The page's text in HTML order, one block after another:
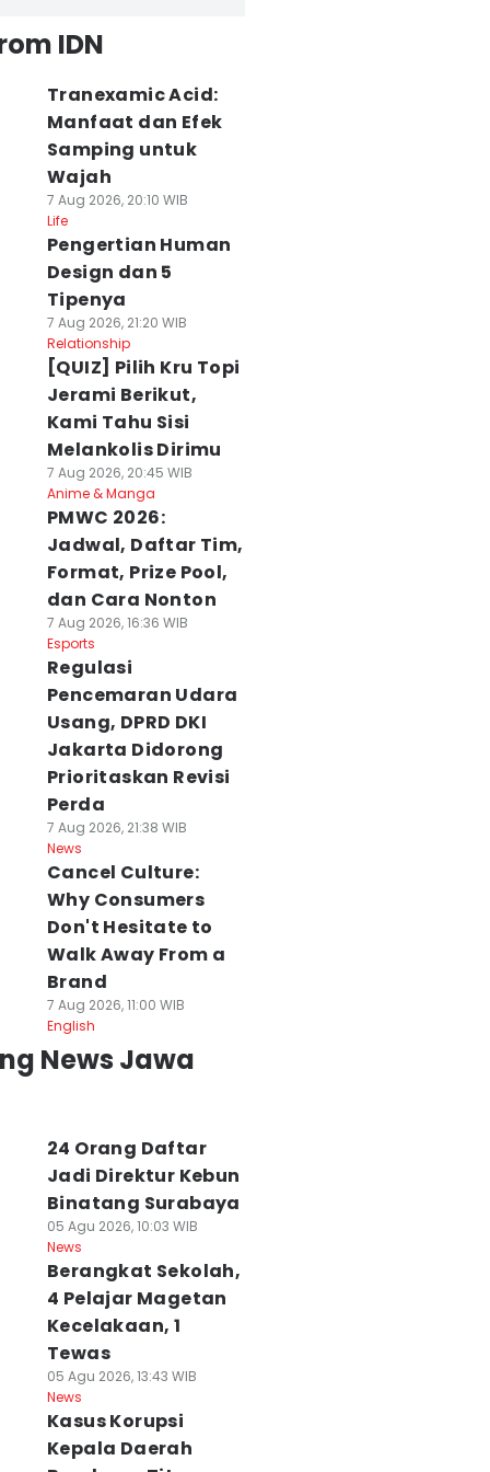
IDN
Tranexamic Acid:
Manfaat dan Efek
Samping untuk
Wajah
7 Aug 2026, 20:10 WIB
Life
Pengertian Human
Design dan 5
Tipenya
7 Aug 2026, 21:20 WIB
Relationship
[QUIZ] Pilih Kru Topi
Jerami Berikut,
Kami Tahu Sisi
Melankolis Dirimu
7 Aug 2026, 20:45 WIB
Anime & Manga
PMWC 2026:
Jadwal, Daftar Tim,
Format, Prize Pool,
dan Cara Nonton
7 Aug 2026, 16:36 WIB
Esports
Regulasi
Pencemaran Udara
Usang, DPRD DKI
Jakarta Didorong
Prioritaskan Revisi
Perda
7 Aug 2026, 21:38 WIB
News
Cancel Culture:
Why Consumers
Don't Hesitate to
Walk Away From a
Brand
7 Aug 2026, 11:00 WIB
English
News Jawa
24 Orang Daftar
Jadi Direktur Kebun
Binatang Surabaya
05 Agu 2026, 10:03 WIB
News
Berangkat Sekolah,
4 Pelajar Magetan
Kecelakaan, 1
Tewas
05 Agu 2026, 13:43 WIB
News
Kasus Korupsi
Kepala Daerah